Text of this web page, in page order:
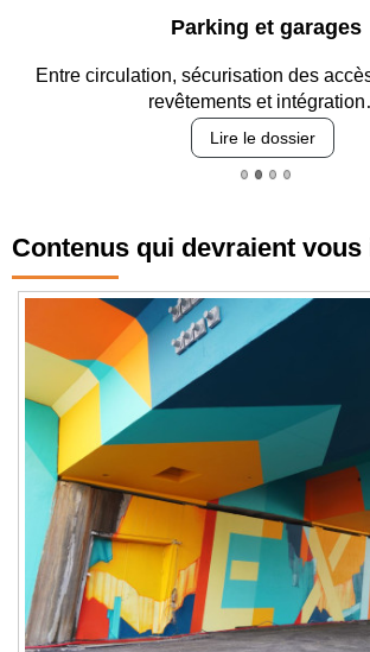
Parking et garages
Entre circulation, sécurisation des
revêtements et
Lire le dossier
Contenus qui devraient